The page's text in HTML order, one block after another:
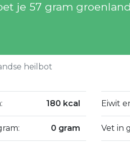
je 57 gram
heilbot
180 kcal
0 gram
Eiwit
Vet in